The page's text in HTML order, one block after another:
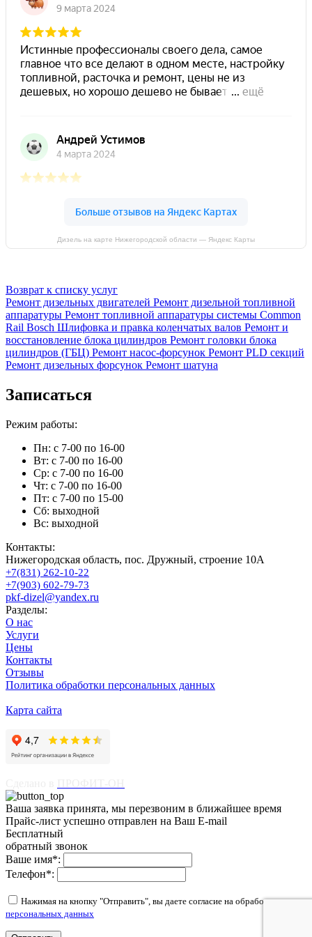
Дизель на карте Нижегородской области — Яндекс Карты
Возврат к списку услуг
Ремонт дизельных двигателей Ремонт дизельной топливной
аппаратуры Ремонт топливной аппаратуры системы Common
Rail Bosch Шлифовка и правка коленчатых валов Ремонт и
восстановление блока цилиндров Ремонт головки блока
цилиндров (ГБЦ) Ремонт насос-форсунок Ремонт PLD секций
Ремонт дизельных форсунок Ремонт шатуна
Записаться
Режим работы:
Пн: с 7-00 по 16-00
Вт: с 7-00 по 16-00
Ср: с 7-00 по 16-00
Чт: с 7-00 по 16-00
Пт: с 7-00 по 15-00
Сб: выходной
Вс: выходной
Контакты:
Нижегородская область, пос. Дружный, строение 10А
+7(831) 262-10-22
+7(903) 602-79-73
pkf-dizel@yandex.ru
Разделы:
О нас
Услуги
Цены
Контакты
Отзывы
Политика обработки персональных данных
Карта сайта
Ваша заявка принята, мы перезвоним в ближайшее время
Прайс-лист успешно отправлен на Ваш E-mail
Бесплатный
обратный звонок
Ваше имя*:
Телефон*:
Нажимая на кнопку "Отправить", вы даете согласие на обработку
персональных данных